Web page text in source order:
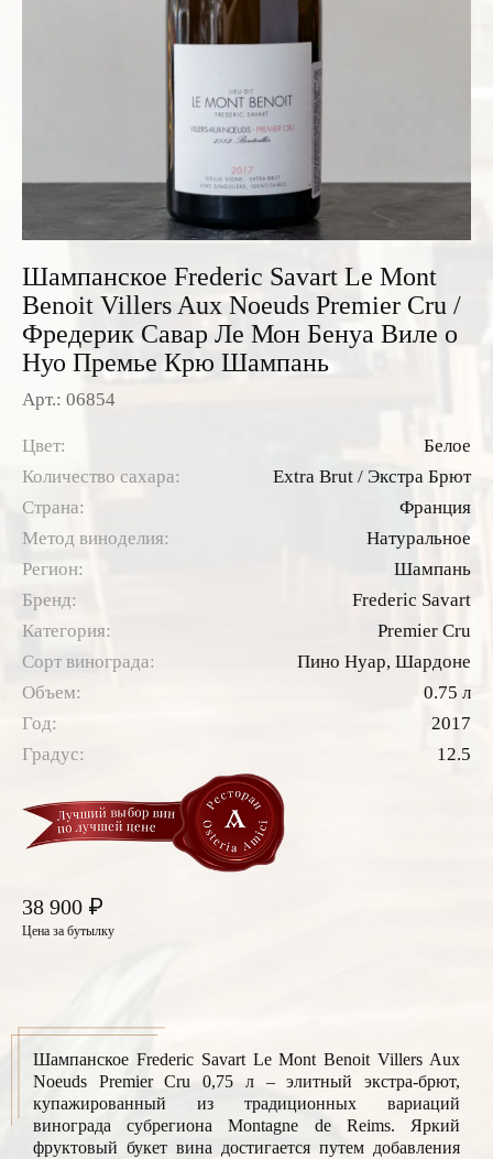
Французские вина
Испанские вина
Шампанское Frederic Savart Le Mont
Benoit Villers Aux Noeuds Premier Cru /
Фредерик Савар Ле Мон Бенуа Виле о
Нуо Премье Крю Шампань
Арт.: 06854
Цвет:
Белое
Количество сахара:
Extra Brut / Экстра Брют
Страна:
Франция
Метод виноделия:
Натуральное
Регион:
Шампань
Бренд:
Frederic Savart
Категория:
Premier Cru
Сорт винограда:
Пино Нуар, Шардоне
Объем:
0.75 л
Год:
2017
Градус:
12.5
38 900 ₽
Цена за бутылку
Шампанское Frederic Savart Le Mont Benoit Villers Aux
Noeuds Premier Cru 0,75 л – элитный экстра-брют,
купажированный из традиционных вариаций
винограда субрегиона Montagne de Reims. Яркий
фруктовый букет вина достигается путем добавления